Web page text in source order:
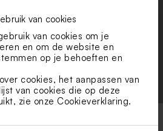
van cookies
van cookies om je
en om de website en
op je behoeften en
cookies, het aanpassen van
van cookies die op deze
zie onze Cookieverklaring.